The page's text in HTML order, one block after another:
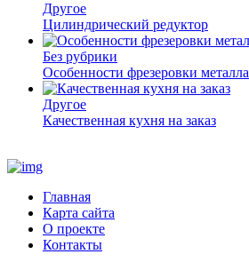
Другое
Цилиндрический редуктор
Без рубрики
Особенности фрезеровки металла
Другое
Качественная кухня на заказ
Главная
Карта сайта
О проекте
Контакты